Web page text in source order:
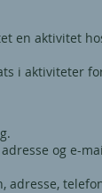
en aktivitet
i aktiviteter
og e-